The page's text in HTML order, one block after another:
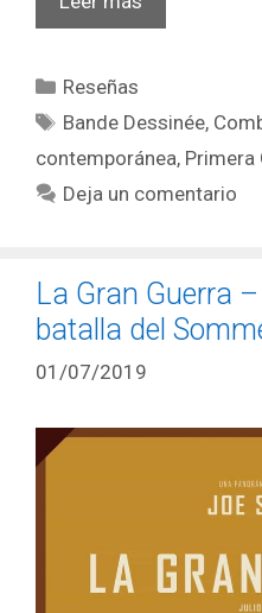
Piloto
–
Edición
Categorías
Reseñas
Etiquetas
Bande Dessinée,
contemporánea, Primera
Deja un comentario
La Gran Guerra
batalla del
01/07/2019